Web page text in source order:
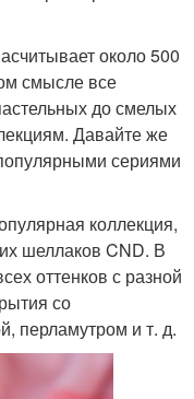
около 500
смысле все
до смелых
Давайте же
сериями
коллекция,
шеллаков CND. В
оттенков с разной
со
перламутром и т. д.